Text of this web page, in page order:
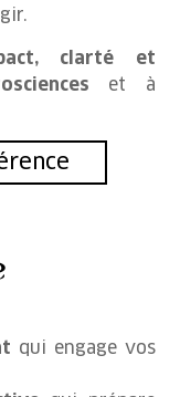
clarté et
et à
qui engage vos